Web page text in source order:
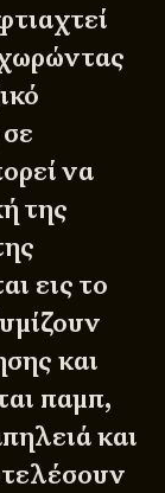
να
της
εις το
και
παμπ,
και